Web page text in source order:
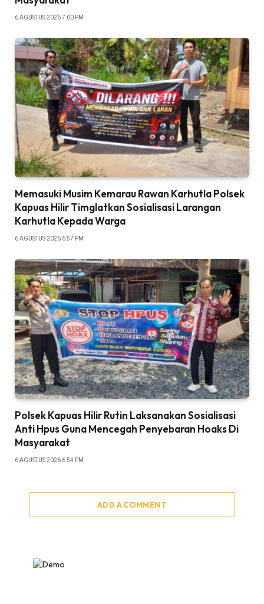
6 AGUSTUS 2026 7:00 PM
Memasuki Musim Kemarau Rawan Karhutla Polsek
Kapuas Hilir Timglatkan Sosialisasi Larangan
Karhutla Kepada Warga
6 AGUSTUS 2026 6:57 PM
Polsek Kapuas Hilir Rutin Laksanakan Sosialisasi
Anti Hpus Guna Mencegah Penyebaran Hoaks Di
Masyarakat
6 AGUSTUS 2026 6:54 PM
ADD A COMMENT